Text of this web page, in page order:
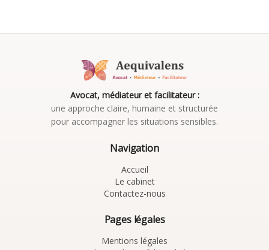
Avocat, médiateur et facilitateur :
une approche claire, humaine et structurée
pour accompagner les situations sensibles.
Navigation
Accueil
Le cabinet
Contactez-nous
Pages légales
Mentions légales